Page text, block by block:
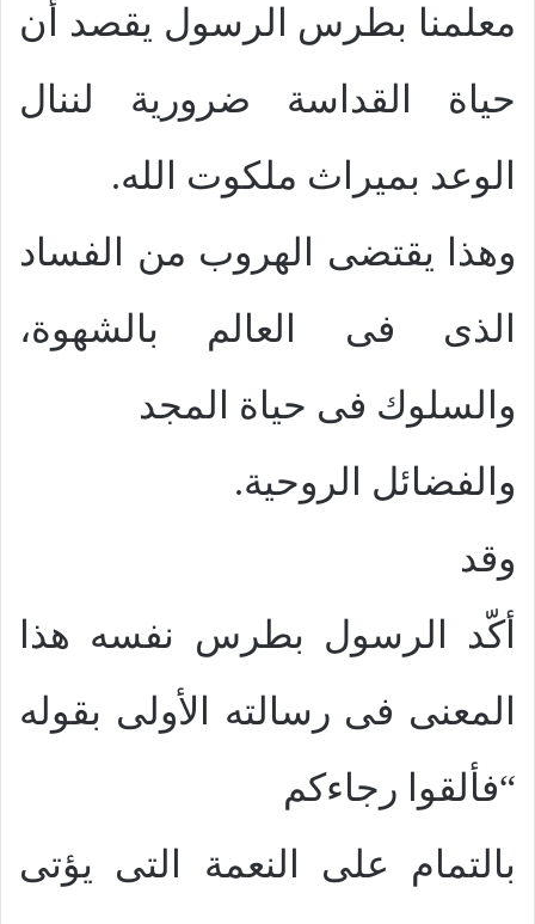
معلمنا بطرس الرسول يقصد أن
حياة القداسة ضرورية لننال
الوعد بميراث ملكوت الله.
وهذا يقتضى الهروب من الفساد
الذى فى العالم بالشهوة،
والسلوك فى حياة المجد
والفضائل الروحية.
وقد
أكّد الرسول بطرس نفسه هذا
المعنى فى رسالته الأولى بقوله
“فألقوا رجاءكم
بالتمام على النعمة التى يؤتى